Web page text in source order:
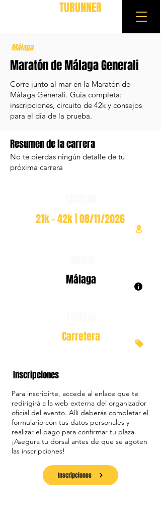
TURUNNER
Málaga
Maratón de Málaga Generali
Corre junto al mar en la Maratón de
Málaga Generali. Guía completa:
inscripciones, circuito de 42k y consejos
para el día de la prueba.
Resumen de la carrera
No te pierdas ningún detalle de tu
próxima carrera
21k - 42k | 08/11/2026
Málaga
Carretera
Inscripciones
Para inscribirte, accede al enlace que te
redirigirá a la web externa del organizador
oficial del evento. Allí deberás completar el
formulario con tus datos personales y
realizar el pago para confirmar tu plaza.
¡Asegura tu dorsal antes de que se agoten
las inscripciones!
Inscripciones